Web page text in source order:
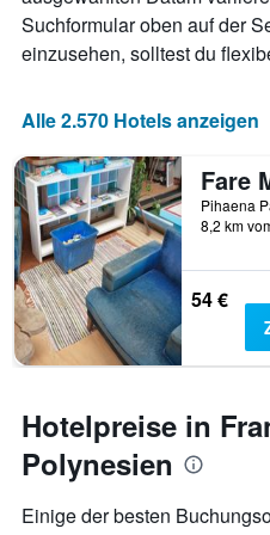
Suchformular oben auf der
einzusehen, solltest du
Alle 2.570 Hotels anzeigen
Fare
8,2 km
54 €
Hotelpreise in
Polynesien
Einige der besten